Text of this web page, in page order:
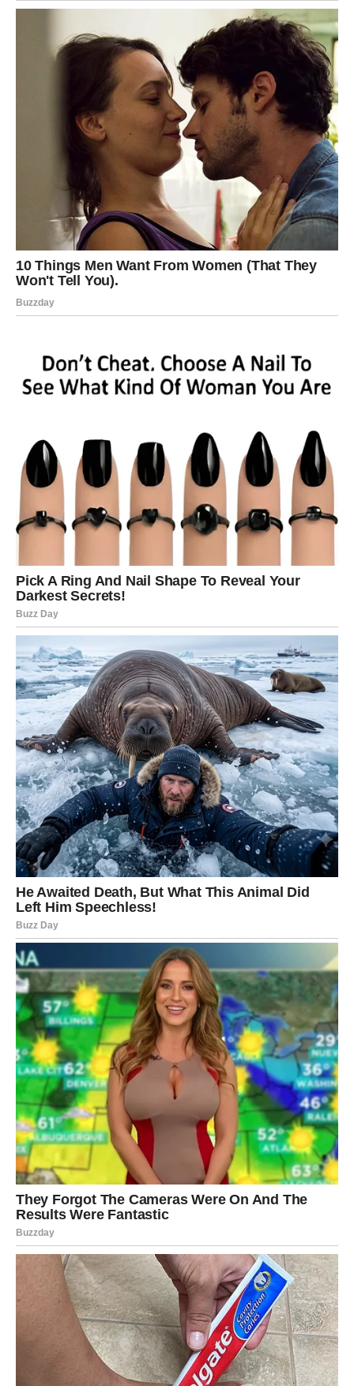
Strelčevi su dugo tragali za smislom, za mestom gde
pripadaju i ljudima koji ih razumeju. Taj put sada dobija
Portal tuge se zatvara kroz otpuštanje
prošlih razočaranja
, a portal sreće se otvara kroz
slobodu, optimizam i nove početke koji vas inspirišu.
Vaša radost se vraća – iskrena i snažna.
JARAC – karmički tereti se
konačno skidaju
Jarčevi izlaze iz jednog od najzahtevnijih životnih ciklusa.
Previše odgovornosti, pritisaka i obaveza sada ostaje iza
unutrašnji mir . Po prvi put posle dugo vremena – ne
opstajete, već živite.
RIBE – kraj suza, početak čuda
Ribe su nosile najviše bola u tišini. Davale su bez granica
i verovale čak i onda kada su bile povređene. Portal tuge
kroz ljubav, mir i ostvarenje snova. Ono što dolazi nežno
je, ali moćno – i menja vam život iz korena.